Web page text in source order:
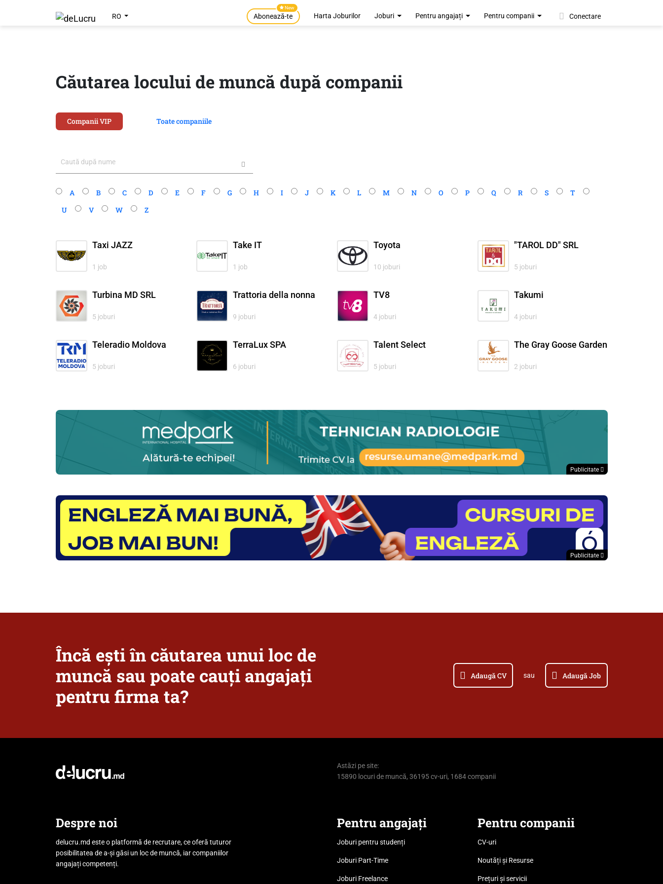
RO
New
Abonează-te Harta Joburilor Joburi Pentru angajați Pentru companii Conectare
Căutarea locului de muncă după companii
Companii VIP Toate companiile
A B C D E F G H I J K L M N O P Q R S
T
U
V W Z
Taxi JAZZ
1 job
Take IT
1 job
Toyota
10 joburi
"TAROL DD" SRL
5 joburi
Turbina MD SRL
5 joburi
Trattoria della nonna
9 joburi
TV8
4 joburi
Takumi
4 joburi
Teleradio Moldova
5 joburi
TerraLux SPA
6 joburi
Talent Select
5 joburi
The Gray Goose Garden
2 joburi
Publicitate
Publicitate
Încă ești în căutarea unui loc de
muncă sau poate cauți angajați
pentru firma ta?
Adaugă CV sau Adaugă Job
Astăzi pe site:
15890 locuri de muncă, 36195 cv-uri, 1684 companii
Despre noi
delucru.md este o platformă de recrutare, ce oferă tuturor
posibilitatea de a-și găsi un loc de muncă, iar companiilor
angajați competenți.
Pentru angajați
Joburi pentru studenți
Joburi Part-Time
Joburi Freelance
Pentru companii
CV-uri
Noutăți și Resurse
Prețuri și servicii